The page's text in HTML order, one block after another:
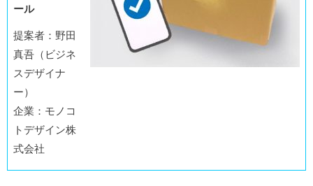
ール
提案者：野田
真吾（ビジネ
スデザイナ
ー）
企業：モノコ
トデザイン株
式会社